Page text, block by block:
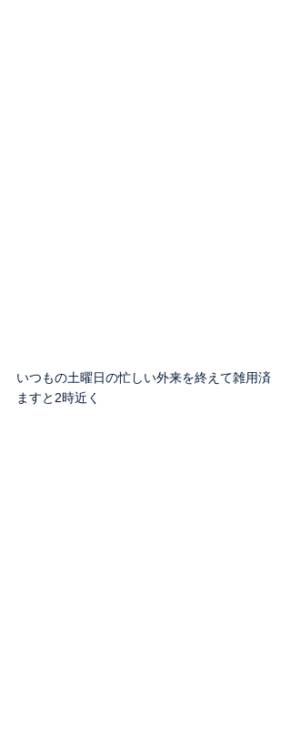
いつもの土曜日の忙しい外来を終えて雑用済
ますと2時近く